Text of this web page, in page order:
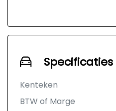
Specificaties
Kenteken
BTW of Marge